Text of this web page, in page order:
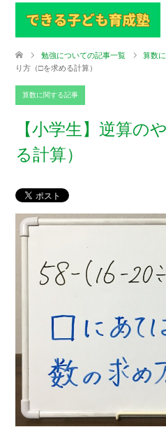
勉強についての記事一覧 算数
り方（□を求める計算）
算数に関する記事
【小学生】逆算の
る計算）